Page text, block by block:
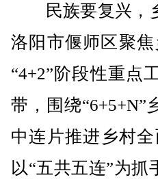
民族要复兴，乡
洛阳市偃师区聚焦
“4+2”阶段性重点
带，围绕“6+5+N”
中连片推进乡村全
以“五共五连”为